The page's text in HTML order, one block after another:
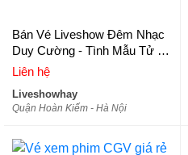
Bán Vé Liveshow Đêm Nhạc
Duy Cường - Tình Mẫu Tử 2-
Vé Đẹp, Vé Chính Thống Từ
Liên hệ
Liveshowhay
Quận Hoàn Kiếm - Hà Nội